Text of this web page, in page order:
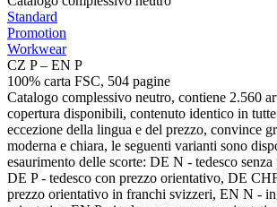
Standard
Promotion
Workwear
CZ P – EN P
100% carta FSC, 504 pagine
Catalogo complessivo neutro, contiene 2.560
copertura disponibili, contenuto identico in
eccezione della lingua e del prezzo, convince
moderna e chiara, le seguenti varianti sono
esaurimento delle scorte: DE N - tedesco
DE P - tedesco con prezzo orientativo, DE
prezzo orientativo in franchi svizzeri, EN N -